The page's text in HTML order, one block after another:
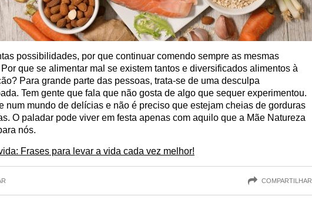
possibilidades, por que continuar comendo sempre as mesmas
que se alimentar mal se existem tantos e diversificados alimentos à
Para grande parte das pessoas, trata-se de uma desculpa
Tem gente que fala que não gosta de algo que sequer experimentou.
num mundo de delícias e não é preciso que estejam cheias de gorduras
O paladar pode viver em festa apenas com aquilo que a Mãe Natureza
nós.
Frases para levar a vida cada vez melhor!
COMPARTILHAR